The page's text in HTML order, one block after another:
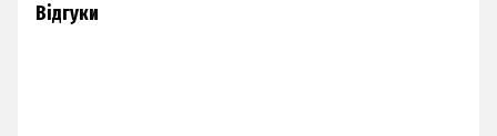
Відгуки